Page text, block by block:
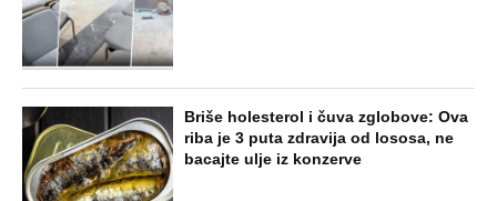
Briše holesterol i čuva zglobove: Ova
riba je 3 puta zdravija od lososa, ne
bacajte ulje iz konzerve